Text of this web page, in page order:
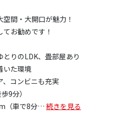
間・大開口が魅力！
お勧めです！
りのLDK、畳部屋あり
いた環境
コンビニも充実
9分）
（車で8分… 続きを見る